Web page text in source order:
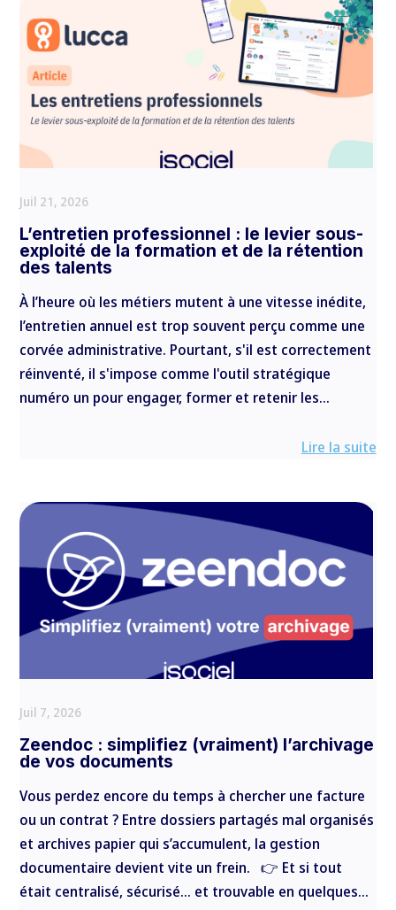
L’entretien professionnel : le levier sous-
exploité de la formation et de la rétention
des talents
Juil 21, 2026
À l’heure où les métiers mutent à une vitesse inédite,
l’entretien annuel est trop souvent perçu comme une
corvée administrative. Pourtant, s'il est correctement
réinventé, il s'impose comme l'outil stratégique
numéro un pour engager, former et retenir les...
Lire la suite
Zeendoc : simplifiez (vraiment) l’archivage
de vos documents
Juil 7, 2026
Vous perdez encore du temps à chercher une facture
ou un contrat ? Entre dossiers partagés mal organisés
et archives papier qui s’accumulent, la gestion
documentaire devient vite un frein. 👉 Et si tout
était centralisé, sécurisé… et trouvable en quelques...